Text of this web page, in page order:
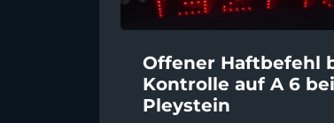
Offener Haftbefehl
Kontrolle auf A 6 bei
Pleystein